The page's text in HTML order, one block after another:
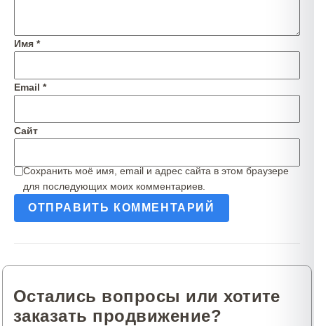
Имя *
Email *
Сайт
Сохранить моё имя, email и адрес сайта в этом браузере
для последующих моих комментариев.
Остались вопросы или хотите
заказать продвижение?